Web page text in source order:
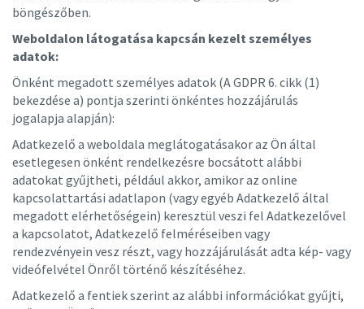
böngészőben.
Weboldalon látogatása kapcsán kezelt személyes
adatok:
Önként megadott személyes adatok (A GDPR 6. cikk (1)
bekezdése a) pontja szerinti önkéntes hozzájárulás
jogalapja alapján):
Adatkezelő a weboldala meglátogatásakor az Ön által
esetlegesen önként rendelkezésre bocsátott alábbi
adatokat gyűjtheti, például akkor, amikor az online
kapcsolattartási adatlapon (vagy egyéb Adatkezelő által
megadott elérhetőségein) keresztül veszi fel Adatkezelővel
a kapcsolatot, Adatkezelő felméréseiben vagy
rendezvényein vesz részt, vagy hozzájárulását adta kép- vagy
videófelvétel Önről történő készítéséhez.
Adatkezelő a fentiek szerint az alábbi információkat gyűjti,